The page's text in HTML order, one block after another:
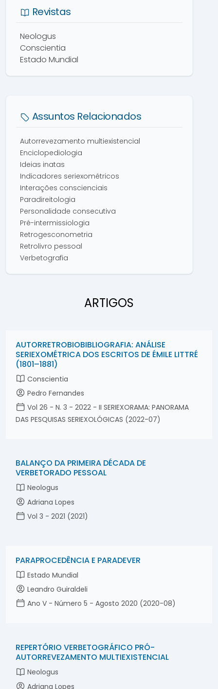
Revistas
Neologus
Conscientia
Estado Mundial
Assuntos Relacionados
Autorrevezamento multiexistencial
Enciclopediologia
Ideias inatas
Indicadores seriexométricos
Interações conscienciais
Paradireitologia
Personalidade consecutiva
Pré-intermissiologia
Retrogesconometria
Retrolivro pessoal
Verbetografia
ARTIGOS
AUTORRETROBIOBIBLIOGRAFIA: ANÁLISE
SERIEXOMÉTRICA DOS ESCRITOS DE ÉMILE LITTRÉ
(1801–1881)
Conscientia
Pedro Fernandes
Vol 26 - N. 3 - 2022 - II SERIEXORAMA: PANORAMA
DAS PESQUISAS SERIEXOLÓGICAS (2022-07)
BALANÇO DA PRIMEIRA DÉCADA DE
VERBETORADO PESSOAL
Neologus
Adriana Lopes
Vol 3 - 2021 (2021)
PARAPROCEDÊNCIA E PARADEVER
Estado Mundial
Leandro Guiraldeli
Ano V - Número 5 - Agosto 2020 (2020-08)
REPERTÓRIO VERBETOGRÁFICO PRÓ-
AUTORREVEZAMENTO MULTIEXISTENCIAL
Neologus
Adriana Lopes